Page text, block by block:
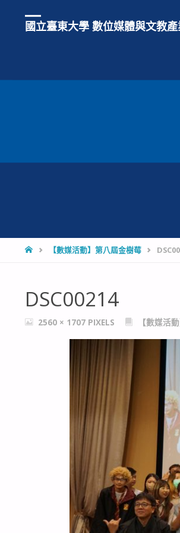
國立臺東大學 數位媒體與文教
HOME【數媒活動】第八屆金樹莓
DSC00214
FULL2560 × 1707 PIXELS 【數媒活